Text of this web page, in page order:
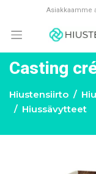
Asiakkaamme
Casting
Hiustensiirto
Hiussävytteet